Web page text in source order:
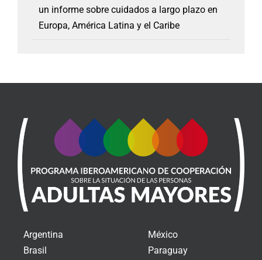
un informe sobre cuidados a largo plazo en
Europa, América Latina y el Caribe
Argentina
Brasil
México
Paraguay